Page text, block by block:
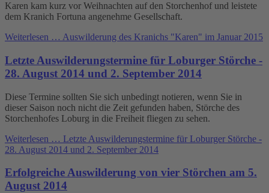
Karen kam kurz vor Weihnachten auf den Storchenhof und leistete
dem Kranich Fortuna angenehme Gesellschaft.
Weiterlesen … Auswilderung des Kranichs "Karen" im Januar 2015
Letzte Auswilderungstermine für Loburger Störche -
28. August 2014 und 2. September 2014
Diese Termine sollten Sie sich unbedingt notieren, wenn Sie in
dieser Saison noch nicht die Zeit gefunden haben, Störche des
Storchenhofes Loburg in die Freiheit fliegen zu sehen.
Weiterlesen … Letzte Auswilderungstermine für Loburger Störche -
28. August 2014 und 2. September 2014
Erfolgreiche Auswilderung von vier Störchen am 5.
August 2014